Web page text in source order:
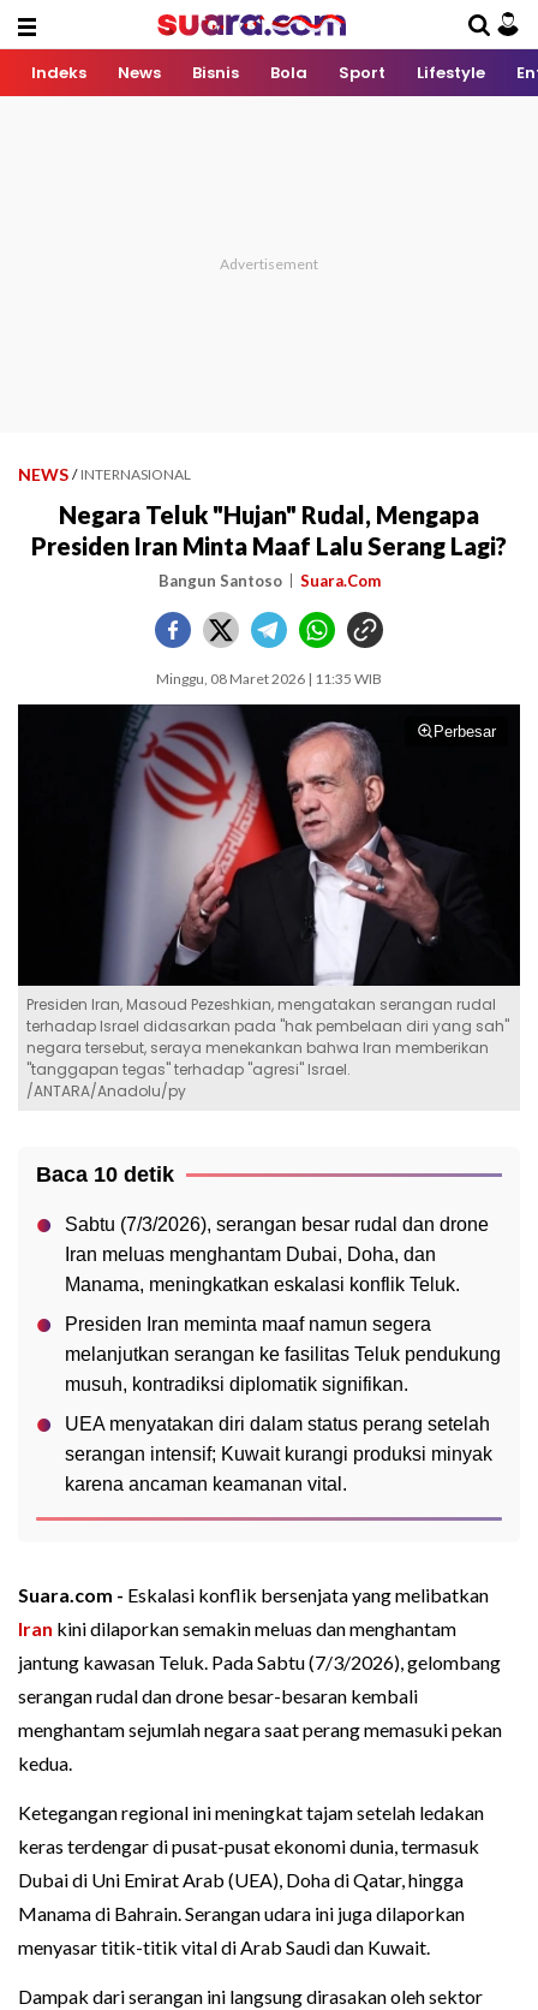
Indeks News Bisnis Bola Sport Lifestyle
NEWS / INTERNASIONAL
Negara Teluk "Hujan" Rudal, Mengapa
Presiden Iran Minta Maaf Lalu Serang Lagi?
Bangun Santoso Suara.Com
Minggu, 08 Maret 2026 | 11:35 WIB
Perbesar
Presiden Iran, Masoud Pezeshkian, mengatakan serangan rudal
terhadap Israel didasarkan pada "hak pembelaan diri yang sah"
negara tersebut, seraya menekankan bahwa Iran memberikan
"tanggapan tegas" terhadap "agresi" Israel.
/ANTARA/Anadolu/py
Baca 10 detik
Sabtu (7/3/2026), serangan besar rudal dan drone
Iran meluas menghantam Dubai, Doha, dan
Manama, meningkatkan eskalasi konflik Teluk.
Presiden Iran meminta maaf namun segera
melanjutkan serangan ke fasilitas Teluk pendukung
musuh, kontradiksi diplomatik signifikan.
UEA menyatakan diri dalam status perang setelah
serangan intensif; Kuwait kurangi produksi minyak
karena ancaman keamanan vital.
Suara.com - Eskalasi konflik bersenjata yang melibatkan
Iran kini dilaporkan semakin meluas dan menghantam
jantung kawasan Teluk. Pada Sabtu (7/3/2026), gelombang
serangan rudal dan drone besar-besaran kembali
menghantam sejumlah negara saat perang memasuki pekan
kedua.
Ketegangan regional ini meningkat tajam setelah ledakan
keras terdengar di pusat-pusat ekonomi dunia, termasuk
Dubai di Uni Emirat Arab (UEA), Doha di Qatar, hingga
Manama di Bahrain. Serangan udara ini juga dilaporkan
menyasar titik-titik vital di Arab Saudi dan Kuwait.
Dampak dari serangan ini langsung dirasakan oleh sektor